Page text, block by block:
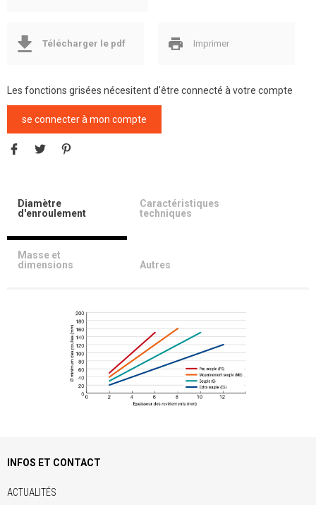
Télécharger le pdf Imprimer
Les fonctions grisées nécesitent d'être connecté à votre compte
se connecter à mon compte
Diamètre
d'enroulement
Caractéristiques
techniques
Masse et
dimensions
Autres
INFOS ET CONTACT
ACTUALITÉS